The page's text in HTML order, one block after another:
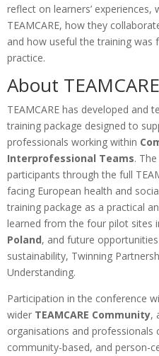
reflect on learners’
TEAMCARE, how they
and how useful the training was
practice.
About TEAMCARE
TEAMCARE has developed and
training package designed to
professionals working within
Interprofessional Teams.
participants through the full
facing European health and
training package as a practical
learned from the four pilot sites
Poland, and future
sustainability, Twinning
Understanding.
Participation in the conference
wider TEAMCARE Community,
organisations and
community-based, and person-